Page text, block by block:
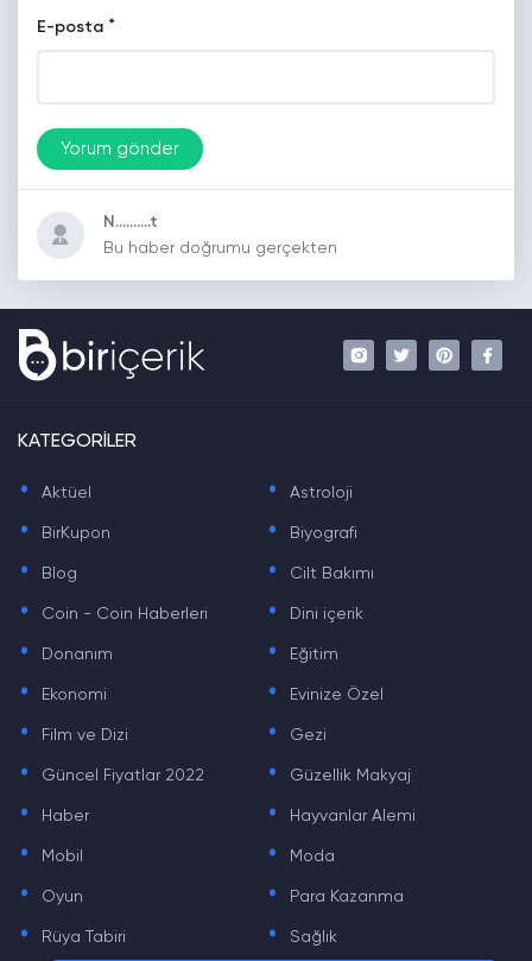
E-posta *
N..........t
Bu haber doğrumu gerçekten
KATEGORİLER
. Aktüel . Astroloji
. BirKupon . Biyografi
. Blog . Cilt Bakımı
. Coin - Coin Haberleri . Dini içerik
. Donanım . Eğitim
. Ekonomi . Evinize Özel
. Film ve Dizi . Gezi
. Güncel Fiyatlar 2022 . Güzellik Makyaj
. Haber . Hayvanlar Alemi
. Mobil . Moda
. Oyun . Para Kazanma
. Rüya Tabiri . Sağlık